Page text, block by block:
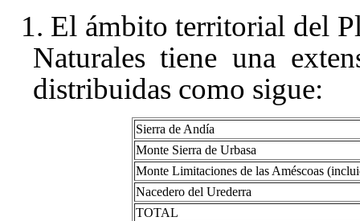
1. El ámbito territorial del
Naturales tiene una
distribuidas como sigue:
Sierra de Andía
Monte Sierra de Urbasa
Monte Limitaciones de las Améscoas
Nacedero del Urederra
TOTAL